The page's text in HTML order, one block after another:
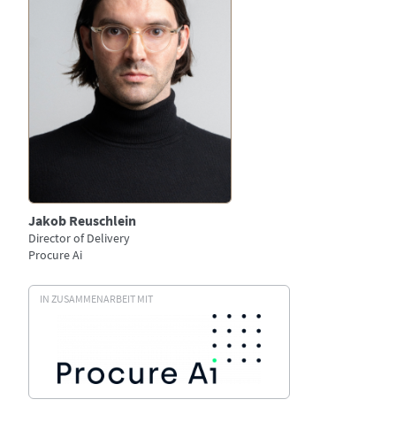
Jakob Reuschlein
Director of Delivery
Procure Ai
IN ZUSAMMENARBEIT MIT